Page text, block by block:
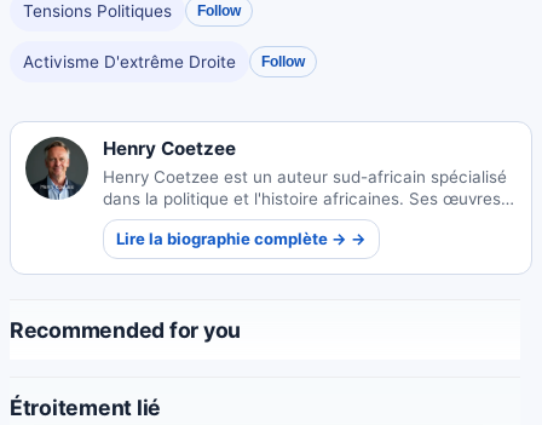
Tensions Politiques Follow
Activisme D'extrême Droite Follow
Henry Coetzee
Henry Coetzee est un auteur sud-africain spécialisé
dans la politique et l'histoire africaines. Ses œuvres
perspicaces explorent les paysages socio-politiques
complexes et les récits historiques du continent.
Lire la biographie complète → →
Recommended for you
Étroitement lié